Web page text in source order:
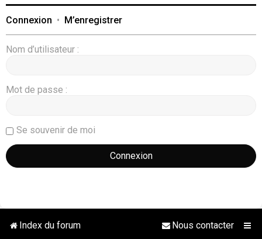
Connexion • M’enregistrer
Nom d’utilisateur :
Mot de passe :
Se souvenir de moi
Index du forum Nous contacter